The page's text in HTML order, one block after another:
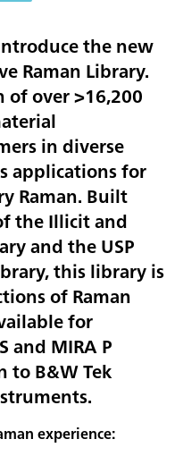
the new
Raman Library.
of over >16,200
in diverse
applications for
Raman. Built
the Illicit and
and the USP
this library is
of Raman
for
and MIRA P
B&W Tek
experience: